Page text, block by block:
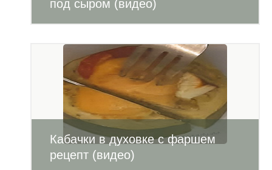
под сыром (видео)
Кабачки в духовке с фаршем
рецепт (видео)